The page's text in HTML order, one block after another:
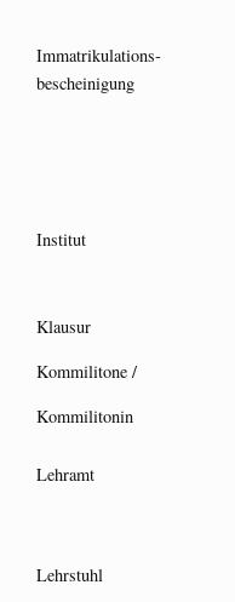
Immatrikulations­
bescheinigung
Institut
Klausur
Kommilitone /
Kommilitonin
Lehramt
Lehrstuhl